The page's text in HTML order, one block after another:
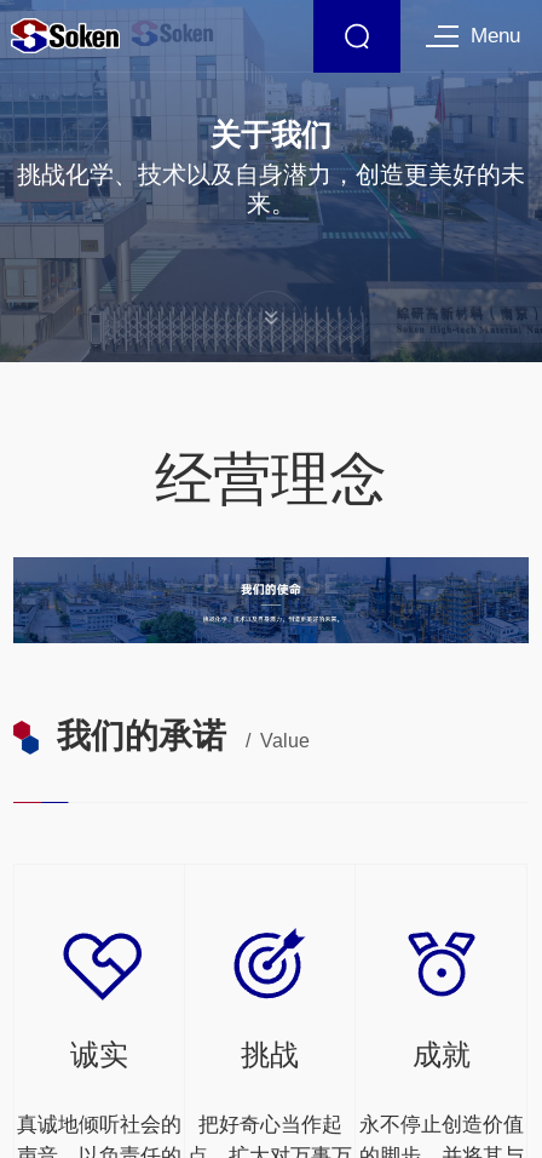
Menu
关于我们
挑战化学、技术以及自身潜力，创造更美好的未
来。
经营理念
我们的承诺/ Value
诚实
真诚地倾听社会的
挑战
把好奇心当作起
成就
永不停止创造价值